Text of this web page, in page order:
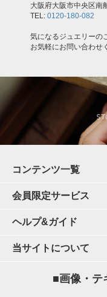
大阪府大阪市中央区南
TEL: 0120-180-082
気になるジュエリーの
お気軽にお問い合わせ
コンテンツ一覧
会員限定サービス
ヘルプ&ガイド
当サイトについて
■画像・テ